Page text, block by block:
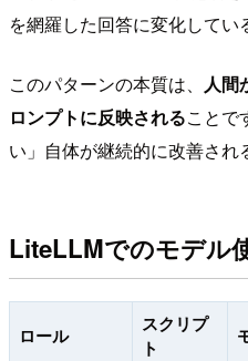
を網羅した回答に変化してい
このパターンの本質は、 人間
ロンプトに反映されることで
い」自体が継続的に改善され
LiteLLMでのモデル
ロール
スクリプ
ト